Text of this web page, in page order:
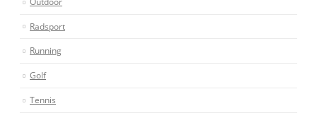
Radsport
Running
Golf
Tennis